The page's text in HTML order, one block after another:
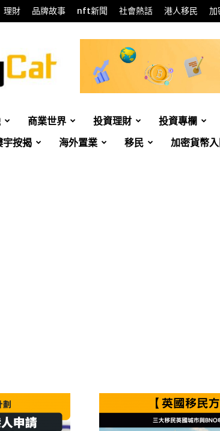
理財 品牌故事 nft新聞 社會熱話 港人移民 加
商業世界 投資理財 投資專欄
宇按揭 海外置業 移民 加密貨幣入